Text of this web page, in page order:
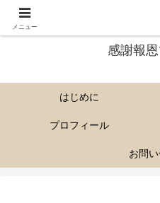
感謝報
はじめに
プロフィール
お問
メニュー